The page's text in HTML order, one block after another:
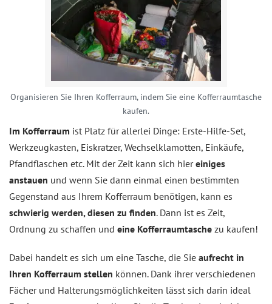
Organisieren Sie Ihren Kofferraum, indem Sie eine Kofferraumtasche
kaufen.
Im Kofferraum ist Platz für allerlei Dinge: Erste-Hilfe-Set,
Werkzeugkasten, Eiskratzer, Wechselklamotten, Einkäufe,
Pfandflaschen etc. Mit der Zeit kann sich hiereiniges
anstauen und wenn Sie dann einmal einen bestimmten
Gegenstand aus Ihrem Kofferraum benötigen, kann es
schwierig werden, diesen zu finden. Dann ist es Zeit,
Ordnung zu schaffen und eine Kofferraumtasche zu kaufen!
Dabei handelt es sich um eine Tasche, die Sie aufrecht in
Ihren Kofferraum stellen können. Dank ihrer verschiedenen
Fächer und Halterungsmöglichkeiten lässt sich darin ideal